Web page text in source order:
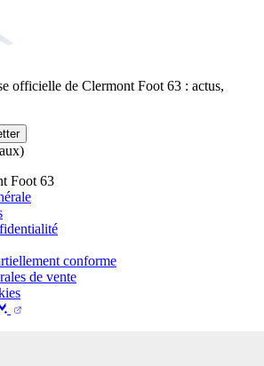
officielle de Clermont Foot 63 : actus,
Foot 63
conforme
de vente